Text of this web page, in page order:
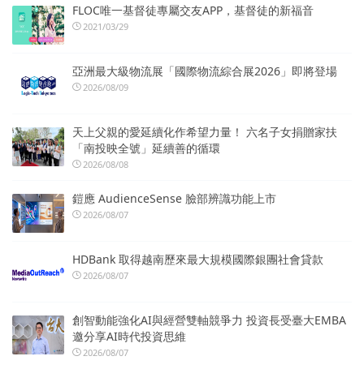
FLOC唯一基督徒專屬交友APP，基督徒的新福音
2021/03/29
亞洲最大級物流展「國際物流綜合展2026」即將登場
2026/08/09
天上父親的愛延續化作希望力量！ 六名子女捐贈家扶
「南投映全號」延續善的循環
2026/08/08
鎧應 AudienceSense 臉部辨識功能上市
2026/08/07
HDBank 取得越南歷來最大規模國際銀團社會貸款
2026/08/07
創智動能強化AI與經營雙軸競爭力 投資長受臺大EMBA
邀分享AI時代投資思維
2026/08/07